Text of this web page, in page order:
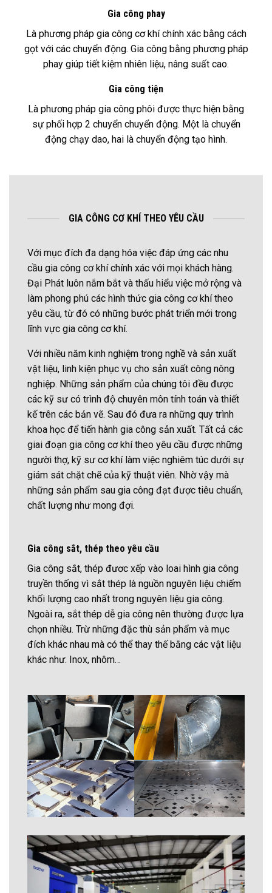
Gia công phay
Là phương pháp gia công cơ khí chính xác bằng cách
gọt với các chuyển động. Gia công bằng phương pháp
phay giúp tiết kiệm nhiên liệu, nâng suất cao.
Gia công tiện
Là phương pháp gia công phôi được thực hiện bằng
sự phối hợp 2 chuyển chuyển động. Một là chuyển
động chạy dao, hai là chuyển động tạo hình.
GIA CÔNG CƠ KHÍ THEO YÊU CẦU
Với mục đích đa dạng hóa việc đáp ứng các nhu
cầu gia công cơ khí chính xác với mọi khách hàng.
Đại Phát luôn nắm bắt và thấu hiểu việc mở rộng và
làm phong phú các hình thức gia công cơ khí theo
yêu cầu, từ đó có những bước phát triển mới trong
lĩnh vực gia công cơ khí.
Với nhiều năm kinh nghiệm trong nghề và sản xuất
vật liệu, linh kiện phục vụ cho sản xuất công nông
nghiệp. Những sản phẩm của chúng tôi đều được
các kỹ sư có trình độ chuyên môn tính toán và thiết
kế trên các bản vẽ. Sau đó đưa ra những quy trình
khoa học để tiến hành gia công sản xuất. Tất cả các
giai đoạn gia công cơ khí theo yêu cầu được những
người thợ, kỹ sư cơ khí làm việc nghiêm túc dưới sự
giám sát chặt chẽ của kỹ thuật viên. Nhờ vậy mà
những sản phẩm sau gia công đạt được tiêu chuẩn,
chất lượng như mong đợi.
Gia công sắt, thép theo yêu cầu
Gia công sắt, thép đươc xếp vào loai hình gia công
truyền thống vì sắt thép là nguồn nguyên liệu chiếm
khối lượng cao nhất trong nguyên liệu gia công.
Ngoài ra, sắt thép dễ gia công nên thường được lựa
chọn nhiều. Trừ những đặc thù sản phẩm và mục
đích khác nhau mà có thể thay thế bằng các vật liệu
khác như: Inox, nhôm…